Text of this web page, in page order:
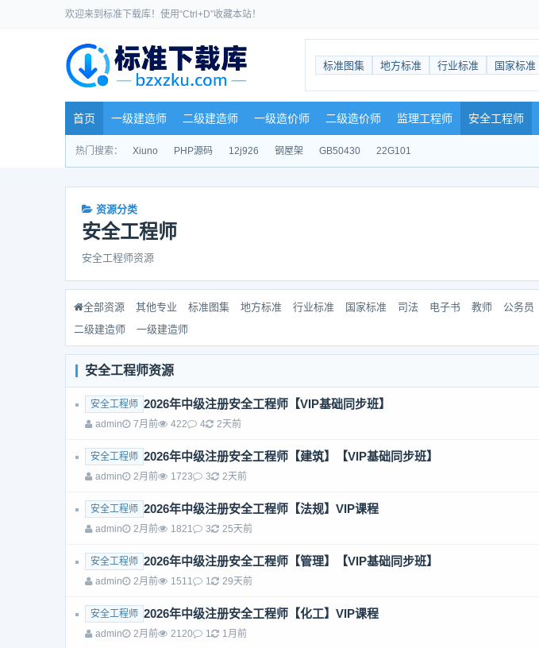
欢迎来到标准下载库！使用“Ctrl+D”收藏本站！
标准图集 地方标准 行业标准 国家标准
首页 一级建造师 二级建造师 一级造价师 二级造价师 监理工程师 安全工程师
热门搜索： Xiuno PHP源码 12j926 钢屋架 GB50430 22G101
资源分类
安全工程师
安全工程师资源
全部资源 其他专业 标准图集 地方标准 行业标准 国家标准 司法 电子书 教师 公务员
二级建造师
一级建造师
安全工程师资源
安全工程师 2026年中级注册安全工程师【VIP基础同步班】
admin 7月前 422 4 2天前
安全工程师 2026年中级注册安全工程师【建筑】【VIP基础同步班】
admin 2月前 1723 3 2天前
安全工程师 2026年中级注册安全工程师【法规】VIP课程
admin 2月前 1821 3 25天前
安全工程师 2026年中级注册安全工程师【管理】【VIP基础同步班】
admin 2月前 1511 1 29天前
安全工程师 2026年中级注册安全工程师【化工】VIP课程
admin 2月前 2120 1 1月前